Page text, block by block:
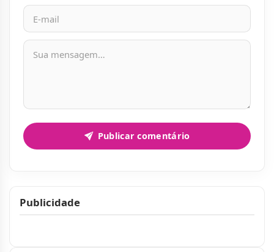
Mensagem
Publicar comentário
Publicidade